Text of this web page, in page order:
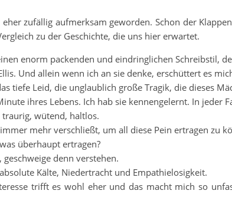
eher zufällig aufmerksam geworden. Schon der
zu der Geschichte, die uns hier erwartet.
enorm packenden und eindringlichen Schreibstil,
Und allein wenn ich an sie denke, erschüttert es
tiefe Leid, die unglaublich große Tragik, die dieses
ihres Lebens. Ich hab sie kennengelernt. In jeder
wütend, haltlos.
mehr verschließt, um all diese Pein ertragen zu
überhaupt ertragen?
denn verstehen.
Kälte, Niedertracht und Empathielosigkeit.
trifft es wohl eher und das macht mich so